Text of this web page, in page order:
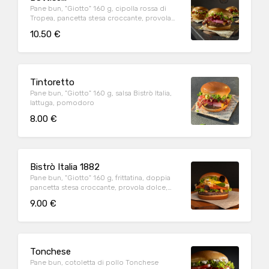
Pane bun, "Giotto" 160 g, cipolla rossa di
Tropea, pancetta stesa croccante, provola
10.50 €
Tintoretto
Pane bun, "Giotto" 160 g, salsa Bistrò Italia,
lattuga, pomodoro
8.00 €
Bistrò Italia 1882
Pane bun, "Giotto" 160 g, frittatina, doppia
pancetta stesa croccante, provola dolce,
9.00 €
Tonchese
Pane bun, cotoletta di pollo Tonchese